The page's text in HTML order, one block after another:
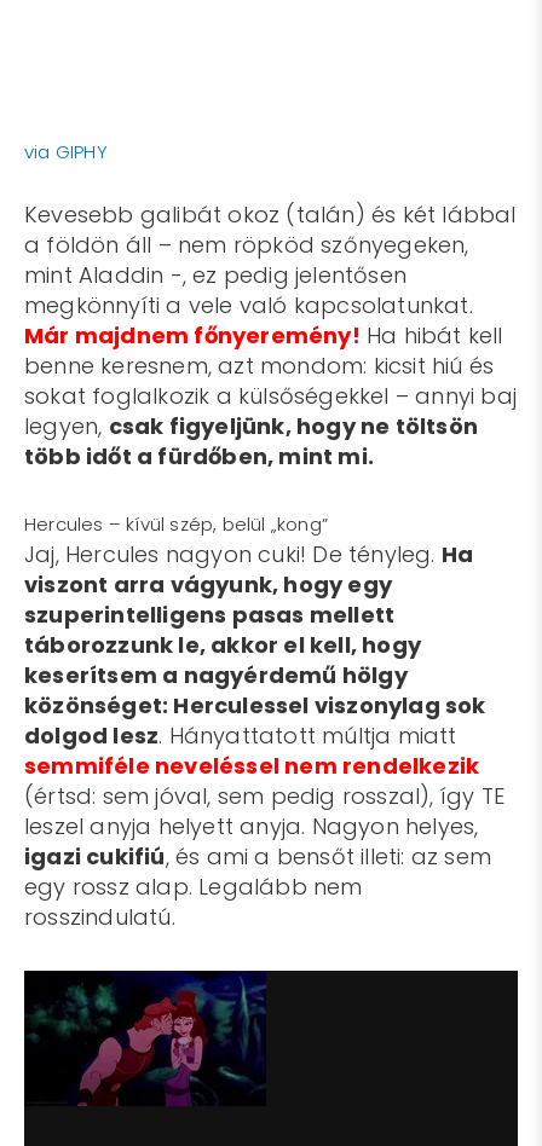
via GIPHY
Kevesebb galibát okoz (talán) és két lábbal
a földön áll – nem röpköd szőnyegeken,
mint Aladdin -, ez pedig jelentősen
megkönnyíti a vele való kapcsolatunkat.
Már majdnem főnyeremény! Ha hibát kell
benne keresnem, azt mondom: kicsit hiú és
sokat foglalkozik a külsőségekkel – annyi baj
legyen, csak figyeljünk, hogy ne töltsön
több időt a fürdőben, mint mi.
Hercules – kívül szép, belül „kong”
Jaj, Hercules nagyon cuki! De tényleg. Ha
viszont arra vágyunk, hogy egy
szuperintelligens pasas mellett
táborozzunk le, akkor el kell, hogy
keserítsem a nagyérdemű hölgy
közönséget: Herculessel viszonylag sok
dolgod lesz. Hányattatott múltja miatt
semmiféle neveléssel nem rendelkezik
(értsd: sem jóval, sem pedig rosszal), így TE
leszel anyja helyett anyja. Nagyon helyes,
igazi cukifiú, és ami a bensőt illeti: az sem
egy rossz alap. Legalább nem
rosszindulatú.